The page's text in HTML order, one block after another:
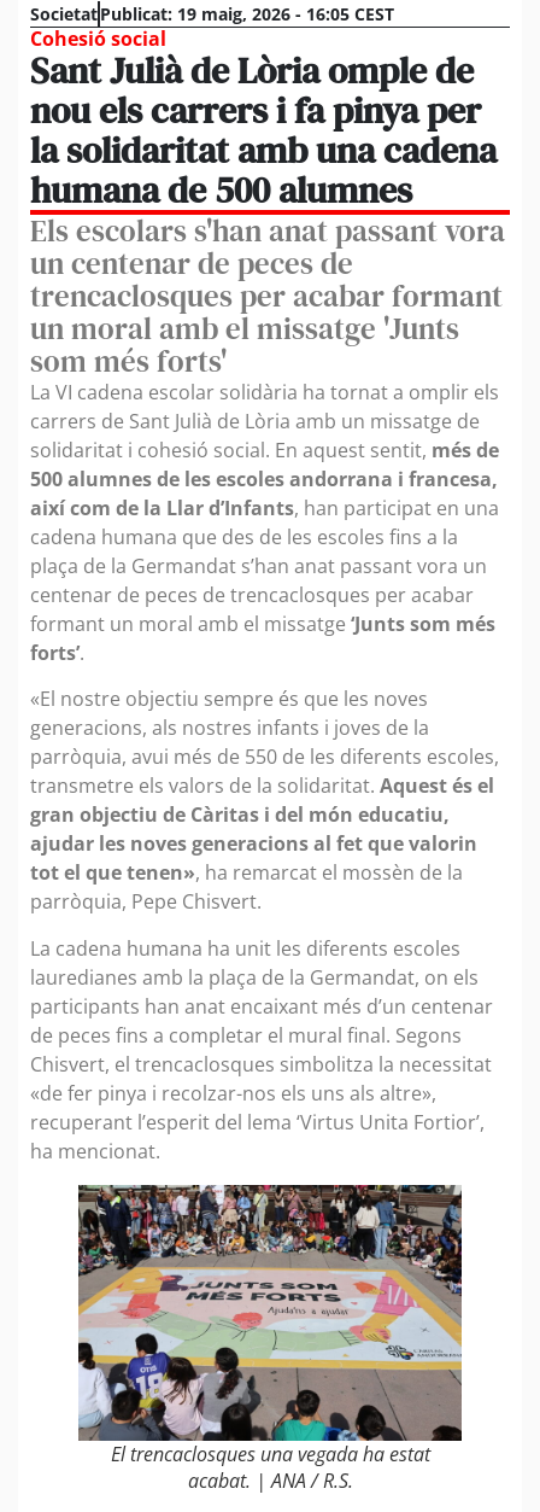
SocietatPublicat: 19 maig, 2026 - 16:05 CEST
Cohesió social
Sant Julià de Lòria omple de
nou els carrers i fa pinya per
la solidaritat amb una cadena
humana de 500 alumnes
Els escolars s'han anat passant vora
un centenar de peces de
trencaclosques per acabar formant
un moral amb el missatge 'Junts
som més forts'
La VI cadena escolar solidària ha tornat a omplir els
carrers de Sant Julià de Lòria amb un missatge de
solidaritat i cohesió social. En aquest sentit, més de
500 alumnes de les escoles andorrana i francesa,
així com de la Llar d’Infants, han participat en una
cadena humana que des de les escoles fins a la
plaça de la Germandat s’han anat passant vora un
centenar de peces de trencaclosques per acabar
formant un moral amb el missatge ‘Junts som més
forts’.
«El nostre objectiu sempre és que les noves
generacions, als nostres infants i joves de la
parròquia, avui més de 550 de les diferents escoles,
transmetre els valors de la solidaritat. Aquest és el
gran objectiu de Càritas i del món educatiu,
ajudar les noves generacions al fet que valorin
tot el que tenen», ha remarcat el mossèn de la
parròquia, Pepe Chisvert.
La cadena humana ha unit les diferents escoles
lauredianes amb la plaça de la Germandat, on els
participants han anat encaixant més d’un centenar
de peces fins a completar el mural final. Segons
Chisvert, el trencaclosques simbolitza la necessitat
«de fer pinya i recolzar-nos els uns als altre»,
recuperant l’esperit del lema ‘Virtus Unita Fortior’,
ha mencionat.
El trencaclosques una vegada ha estat
acabat. | ANA / R.S.